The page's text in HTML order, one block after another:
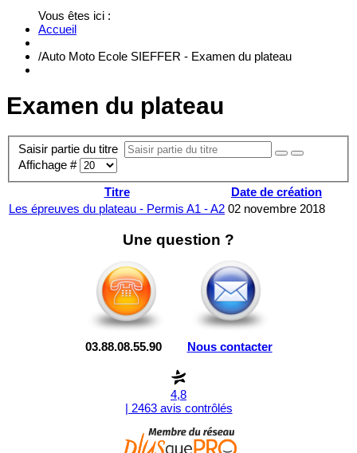
Vous êtes ici :
Accueil
/Auto Moto Ecole SIEFFER - Examen du plateau
Examen du plateau
Saisir partie du titre
Affichage #
Titre
Date de création
Les épreuves du plateau - Permis A1 - A2 02 novembre 2018
Une question ?
03.88.08.55.90 Nous contacter
4,8
| 2463 avis contrôlés